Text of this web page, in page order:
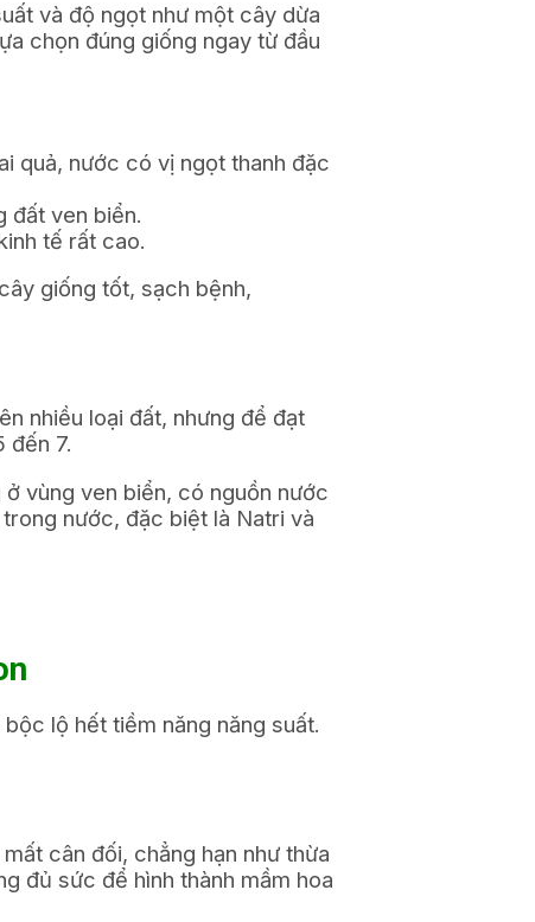
và độ ngọt như một cây dừa
chọn đúng giống ngay từ đầu
quả, nước có vị ngọt thanh đặc
đất ven biển.
tế rất cao.
giống tốt, sạch bệnh,
nhiều loại đất, nhưng để đạt
đến 7.
vùng ven biển, có nguồn nước
nước, đặc biệt là Natri và
lộ hết tiềm năng năng suất.
mất cân đối, chẳng hạn như thừa
đủ sức để hình thành mầm hoa